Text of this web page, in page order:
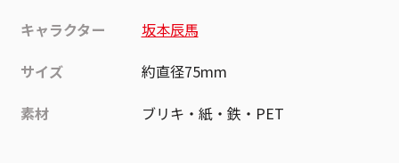
キャラクター
坂本辰馬
サイズ
約直径75mm
素材
ブリキ・紙・鉄・PET